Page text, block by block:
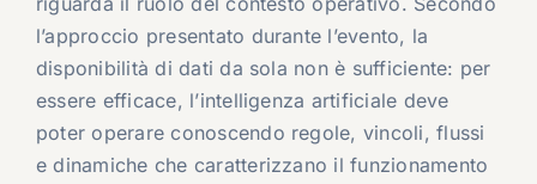
l’approccio presentato durante l’evento, la
disponibilità di dati da sola non è sufficiente: per
essere efficace, l’intelligenza artificiale deve
poter operare conoscendo regole, vincoli, flussi
e dinamiche che caratterizzano il funzionamento